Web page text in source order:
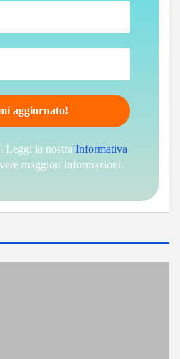
Leggi la nostra Informativa
maggiori informazioni.